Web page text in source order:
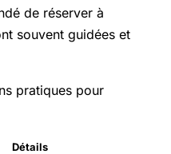
de réserver à
souvent guidées et
pratiques pour
Détails